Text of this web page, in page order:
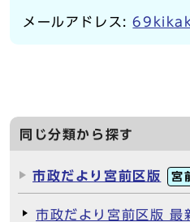
メールアドレス:
同じ分類から探す
市政だより宮前区版 宮
市政だより宮前区版 最